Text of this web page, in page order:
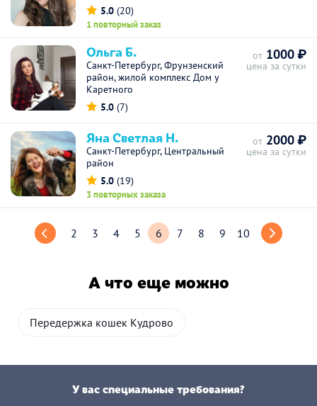
5.0 (20)
1 повторный заказ
Ольга Б.
Санкт-Петербург, Фрунзенский
район, жилой комплекс Дом у
Каретного
5.0 (7)
от 1000 ₽
цена за сутки
Яна Светлая Н.
Санкт-Петербург, Центральный
район
5.0 (19)
3 повторных заказа
от 2000 ₽
цена за сутки
2 3 4 5 6 7 8 9 10
А что еще можно
Передержка кошек Кудрово
У вас специальные требования?